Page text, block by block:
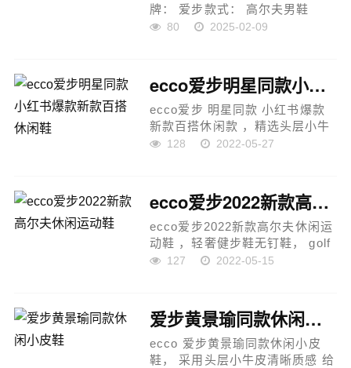
牌： 爱步款式： 高尔夫男鞋
151304220板鞋无钉运动鞋材
意大利顶级小牛皮材质，细腻柔
软，质感十...
80 2025-02-09
ecco爱步明星同款小红书爆款新款百搭休闲鞋
ecco爱步 明星同款 小红书爆款
新款百搭休闲款 ，精选头层小牛
皮， 鞋面走线工整， 清晰质感，
适， 耐磨橡胶大底
...
128 2022-05-27
ecco爱步2022新款高尔夫休闲运动鞋
ecco爱步2022新款高尔夫休闲运
动鞋 ，轻奢健步鞋无钉鞋， golf
网布运动鞋， 面料采用意大利牛
用tpr环保，鞋底=防滑 抗震 尺...
127 2022-05-15
爱步黄景瑜同款休闲小皮鞋
ecco 爱步黄景瑜同款休闲小皮
鞋， 采用头层小牛皮清晰质感 给